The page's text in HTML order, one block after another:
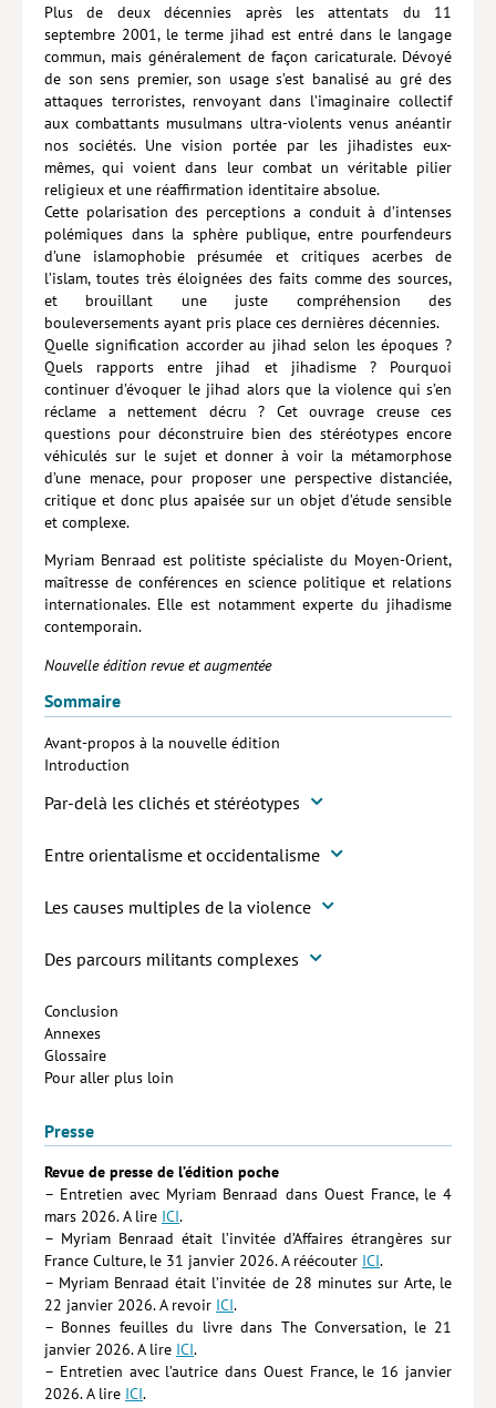
NEWSLETTER
POLITIQUE DE CONFIDENTIALITÉ
MENTIONS LÉGALES
POLITIQUE RELATIVE AUX COOKIES
Plus de deux décennies après les attentats du 11
septembre 2001, le terme jihad est entré dans le langage
commun, mais généralement de façon caricaturale. Dévoyé
de son sens premier, son usage s’est banalisé au gré des
attaques terroristes, renvoyant dans l’imaginaire collectif
aux combattants musulmans ultra-violents venus anéantir
nos sociétés. Une vision portée par les jihadistes eux-
mêmes, qui voient dans leur combat un véritable pilier
religieux et une réaffirmation identitaire absolue.
Cette polarisation des perceptions a conduit à d’intenses
polémiques dans la sphère publique, entre pourfendeurs
d’une islamo­phobie présumée et critiques acerbes de
l’islam, toutes très éloignées des faits comme des sources,
et brouillant une juste compréhension des
bouleversements ayant pris place ces dernières décennies.
Quelle signification accorder au jihad selon les époques ?
Quels rapports entre jihad et jihadisme ? Pourquoi
continuer d’évoquer le jihad alors que la violence qui s’en
réclame a nettement décru ? Cet ouvrage creuse ces
questions pour déconstruire bien des stéréotypes encore
véhiculés sur le sujet et donner à voir la métamorphose
d’une menace, pour proposer une perspective distanciée,
critique et donc plus apaisée sur un objet d’étude sensible
et complexe.
Myriam Benraad est politiste spécialiste du Moyen-Orient,
maîtresse de conférences en science politique et relations
internationales. Elle est notamment experte du jihadisme
contemporain.
Nouvelle édition revue et augmentée
Sommaire
Avant-propos à la nouvelle édition
Introduction
Par-delà les clichés et stéréotypes
Entre orientalisme et occidentalisme
Les causes multiples de la violence
Des parcours militants complexes
Conclusion
Annexes
Glossaire
Pour aller plus loin
Presse
Revue de presse de l’édition poche
– Entretien avec Myriam Benraad dans Ouest France, le 4
mars 2026. A lire ICI.
– Myriam Benraad était l’invitée d’Affaires étrangères sur
France Culture, le 31 janvier 2026. A réécouter ICI.
– Myriam Benraad était l’invitée de 28 minutes sur Arte, le
22 janvier 2026. A revoir ICI.
– Bonnes feuilles du livre dans The Conversation, le 21
janvier 2026. A lire ICI.
– Entretien avec l’autrice dans Ouest France, le 16 janvier
2026. A lire ICI.